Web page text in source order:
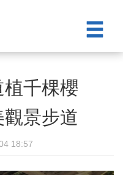
植千棵櫻
景步道
18:57